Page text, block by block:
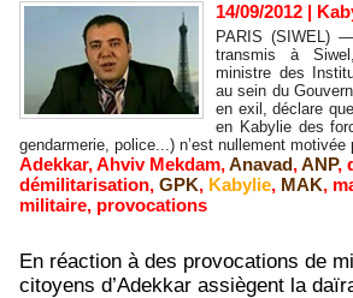
14/09/2012 |
PARIS (SIWEL)
transmis à
ministre des
au sein du
en exil, déclare
en Kabylie des
gendarmerie, police...) n’est nullement motivée
Adekkar,Ahviv Mekdam,Anavad,ANP,
démilitarisation, GPK, Kabylie, MAK,
militaire, provocations
En réaction à des provocations de
citoyens d’Adekkar assiègent la